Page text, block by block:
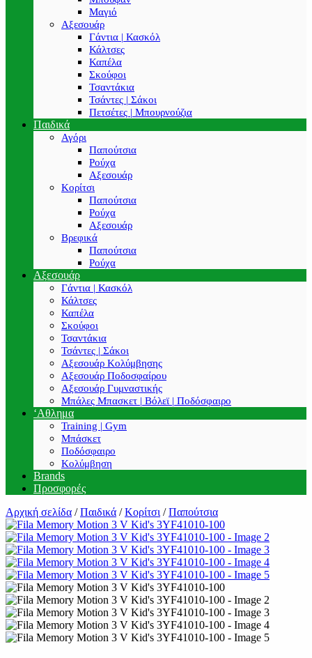
Μαγιό
Αξεσουάρ
Γάντια | Κασκόλ
Κάλτσες
Καπέλα
Σκούφοι
Τσαντάκια
Τσάντες | Σάκοι
Πετσέτες | Μπουρνούζια
Παιδικά
Αγόρι
Παπούτσια
Ρούχα
Αξεσουάρ
Κορίτσι
Παπούτσια
Ρούχα
Αξεσουάρ
Βρεφικά
Παπούτσια
Ρούχα
Αξεσουάρ
Γάντια | Κασκόλ
Κάλτσες
Καπέλα
Σκούφοι
Τσαντάκια
Τσάντες | Σάκοι
Αξεσουάρ Κολύμβησης
Αξεσουάρ Ποδοσφαίρου
Αξεσουάρ Γυμναστικής
Μπάλες Μπασκετ | Βόλεϊ | Ποδόσφαιρο
‘Αθλημα
Training | Gym
Μπάσκετ
Ποδόσφαιρο
Κολύμβηση
Brands
Προσφορές
Αρχική σελίδα / Παιδικά / Κορίτσι / Παπούτσια